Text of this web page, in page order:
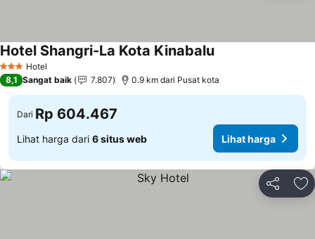
3 BintangHotel
Hotel Shangri-La Kota KinabaluLihat harga
8,1 Sangat baik 7.807 0.9 km dari Pusat kota
Dari Rp 604.467
Lihat harga dari 6 situs web Lihat harga
Bagikan